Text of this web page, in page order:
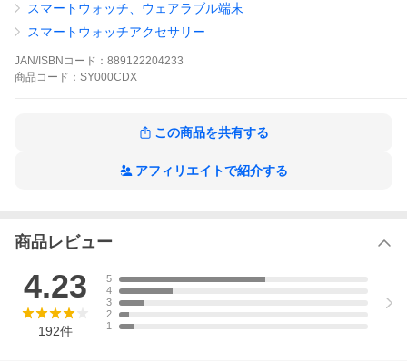
スマートウォッチ、ウェアラブル端末
スマートウォッチアクセサリー
JAN/ISBNコード： 889122204233
商品 コード： SY000CDX
この商品を共有する
アフィリエイトで紹介する
商品レビュー
4.23
192件
5
4
3
2
1